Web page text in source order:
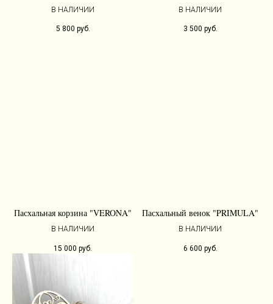
В НАЛИЧИИ
5 800 руб.
В НАЛИЧИИ
3 500 руб.
Пасхальная корзина "VERONA"
В НАЛИЧИИ
15 000 руб.
Пасхальный венок "PRIMULA"
В НАЛИЧИИ
6 600 руб.